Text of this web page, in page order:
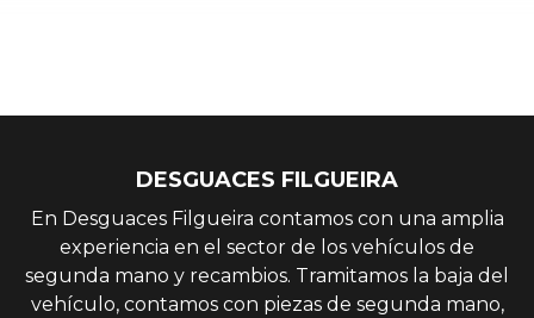
DESGUACES FILGUEIRA
En Desguaces Filgueira contamos con una amplia
experiencia en el sector de los vehículos de
segunda mano y recambios. Tramitamos la baja del
vehículo, contamos con piezas de segunda mano,